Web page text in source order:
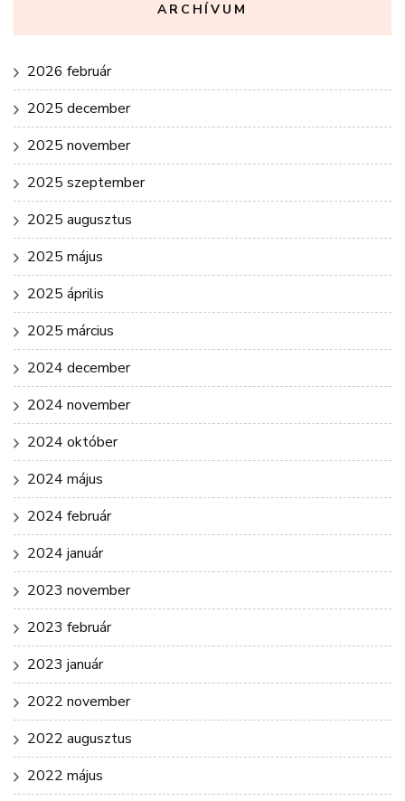
ARCHÍVUM
2026 február
2025 december
2025 november
2025 szeptember
2025 augusztus
2025 május
2025 április
2025 március
2024 december
2024 november
2024 október
2024 május
2024 február
2024 január
2023 november
2023 február
2023 január
2022 november
2022 augusztus
2022 május